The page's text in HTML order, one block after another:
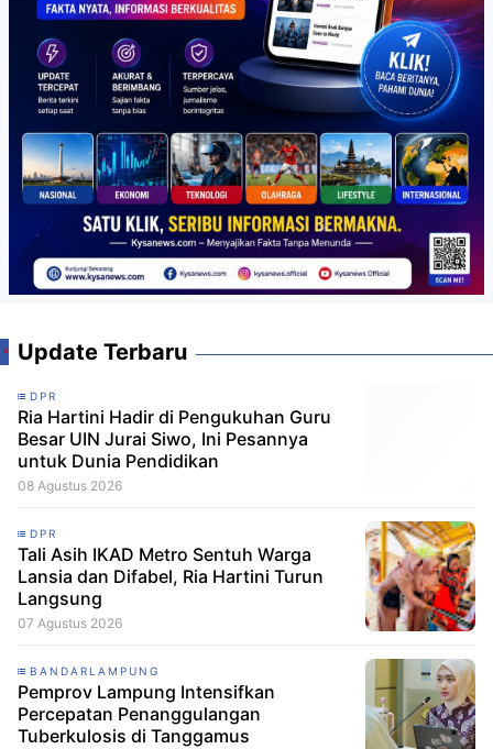
Update Terbaru
DPR
Ria Hartini Hadir di Pengukuhan Guru
Besar UIN Jurai Siwo, Ini Pesannya
untuk Dunia Pendidikan
08 Agustus 2026
DPR
Tali Asih IKAD Metro Sentuh Warga
Lansia dan Difabel, Ria Hartini Turun
Langsung
07 Agustus 2026
BANDARLAMPUNG
Pemprov Lampung Intensifkan
Percepatan Penanggulangan
Tuberkulosis di Tanggamus